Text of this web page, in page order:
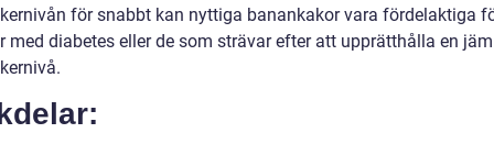
för snabbt kan nyttiga banankakor vara fördelaktiga
med diabetes eller de som strävar efter att upprätthålla en